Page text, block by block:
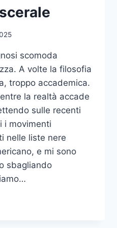
scomoda
A volte la filosofia
troppo accademica.
la realtà accade
sulle recenti
i movimenti
nelle liste nere
e mi sono
sbagliando